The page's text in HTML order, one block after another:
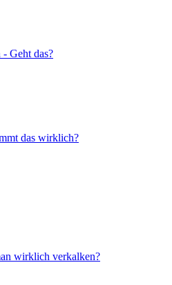
Geht das?
das wirklich?
wirklich verkalken?